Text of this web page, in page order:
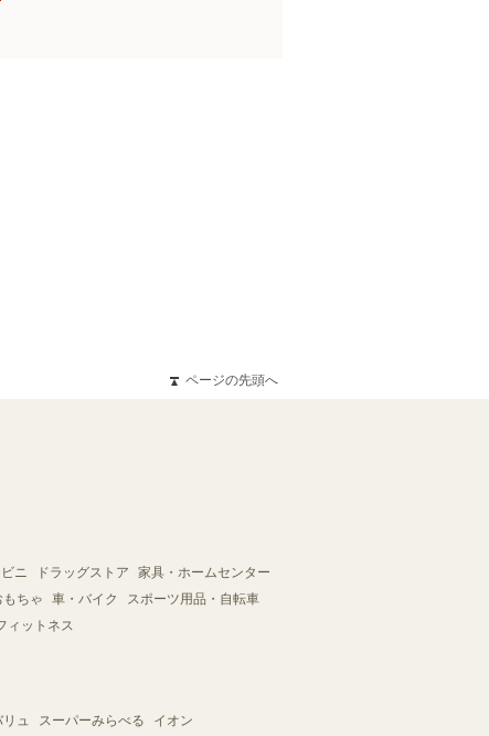
ページの先頭へ
ニ ドラッグストア
家具・ホームセンター
ちゃ 車・バイク
スポーツ用品・自転車
ィットネス
ュ スーパーみらべる イオン